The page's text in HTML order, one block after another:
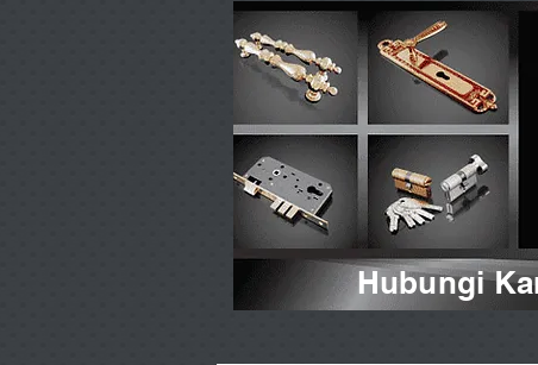
Hubungi